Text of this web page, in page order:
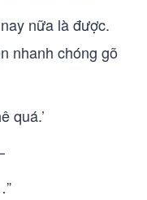
nữa là được.
nhanh chóng gõ
quá.’